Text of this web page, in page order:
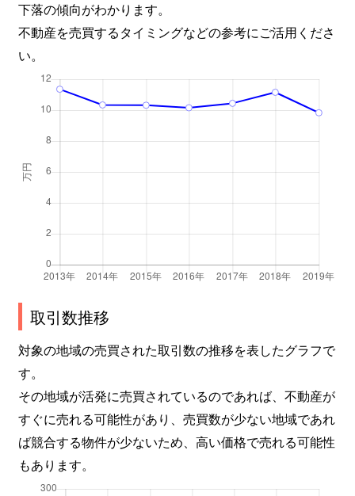
下落の傾向がわかります。
不動産を売買するタイミングなどの参考にご活用くださ
い。
取引数推移
対象の地域の売買された取引数の推移を表したグラフで
す。
その地域が活発に売買されているのであれば、不動産が
すぐに売れる可能性があり、売買数が少ない地域であれ
ば競合する物件が少ないため、高い価格で売れる可能性
もあります。